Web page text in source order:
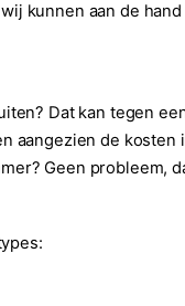
kunnen aan de
Dat kan tegen
aangezien de
Geen probleem,